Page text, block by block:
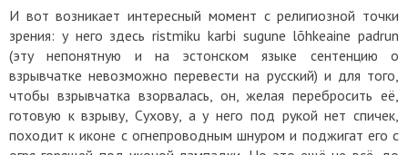
И вот возникает интересный момент с религиозной точки
зрения: у него здесь ristmiku karbi sugune lõhkeaine padrun
(эту непонятную и на эстонском языке сентенцию о
взрывчатке невозможно перевести на русский) и для того,
чтобы взрывчатка взорвалась, он, желая перебросить её,
готовую к взрыву, Сухову, а у него под рукой нет спичек,
походит к иконе с огнепроводным шнуром и поджигат его с